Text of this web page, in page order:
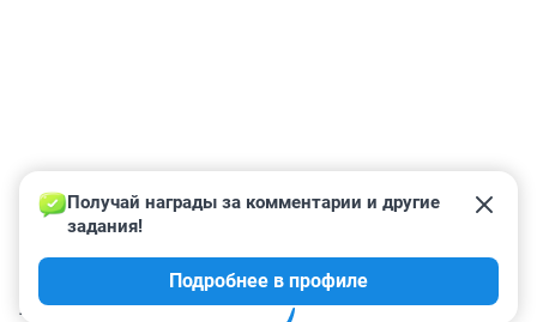
КОММЕНТАРИИ 35
Получай награды за комментарии и другие
задания!
Подробнее в профиле